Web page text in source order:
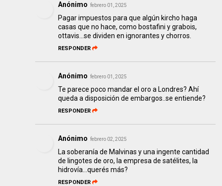
Anónimo febrero 01, 2025
Pagar impuestos para que algún kircho haga
casas que no hace, como bostafini y grabois,
ottavis...se dividen en ignorantes y chorros.
RESPONDER
Anónimo febrero 01, 2025
Te parece poco mandar el oro a Londres? Ahí
queda a disposición de embargos..se entiende?
RESPONDER
Anónimo febrero 02, 2025
La soberanía de Malvinas y una ingente cantidad
de lingotes de oro, la empresa de satélites, la
hidrovía...querés más?
RESPONDER